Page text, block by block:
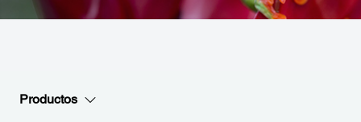
Productos